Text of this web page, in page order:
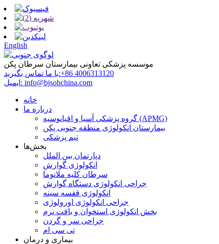
English
موسسه پزشکی تعاونی بیمارستان سرطان پکن
با ما تماس بگیرید:‎+86 4006313120‎
ایمیل: info@bjsohchina.com
خانه
درباره ما
گروه پزشکی آسیا و اقیانوسیه (APMG)
بیمارستان انکولوژی منطقه جنوبی پکن
تیم پزشکی
بخش‌ها
دپارتمان بین الملل
انکولوژی گوارش
سرطان کلیه ملانوما
جراحی انکولوژی دستگاه گوارش
انکولوژی قفسه سینه
جراحی انکولوژی اورولوژی
بخش انکولوژی استخوان و بافت نرم
جراحی سر و گردن
تی سی ام
بیماری و درمان